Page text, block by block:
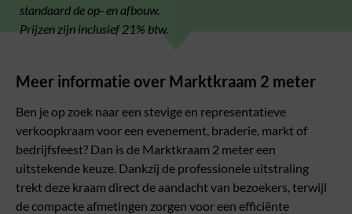
standaard de op- en afbouw.
Prijzen zijn inclusief 21% btw.
Meer informatie over Marktkraam 2 meter
Ben je op zoek naar een stevige en representatieve
verkoopkraam voor een evenement, braderie, markt of
bedrijfsfeest? Dan is de Marktkraam 2 meter een
uitstekende keuze. Dankzij de professionele uitstraling
trekt deze kraam direct de aandacht van bezoekers, terwijl
de compacte afmetingen zorgen voor een efficiënte